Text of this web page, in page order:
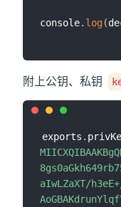
console. log(
附上公钥、私钥
exports .
aIwLZaXT/